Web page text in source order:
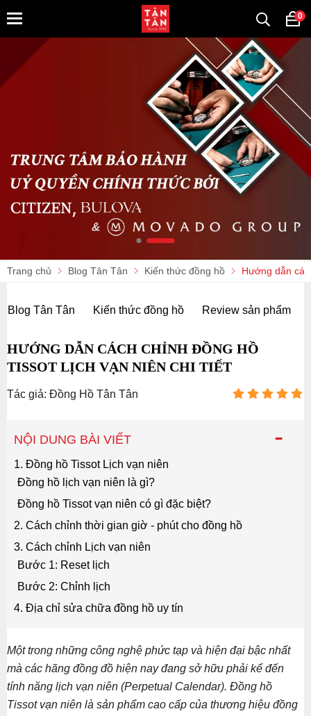
0
Trang chủ Blog Tân Tân Kiến thức đồng hồ Hướng dẫn
Blog Tân Tân Kiến thức đồng hồ Review sản phẩm
HƯỚNG DẪN CÁCH CHỈNH ĐỒNG HỒ
TISSOT LỊCH VẠN NIÊN CHI TIẾT
Tác giả: Đồng Hồ Tân Tân
-
NỘI DUNG BÀI VIẾT
1. Đồng hồ Tissot Lịch vạn niên
Đồng hồ lịch vạn niên là gì?
Đồng hồ Tissot vạn niên có gì đặc biệt?
2. Cách chỉnh thời gian giờ - phút cho đồng hồ
3. Cách chỉnh Lịch vạn niên
Bước 1: Reset lịch
Bước 2: Chỉnh lịch
4. Địa chỉ sửa chữa đồng hồ uy tín
Một trong những công nghệ phức tạp và hiện đại bậc nhất
mà các hãng đồng đồ hiện nay đang sở hữu phải kể đến
tính năng lịch vạn niên (Perpetual Calendar). Đồng hồ
Tissot vạn niên là sản phẩm cao cấp của thương hiệu đồng